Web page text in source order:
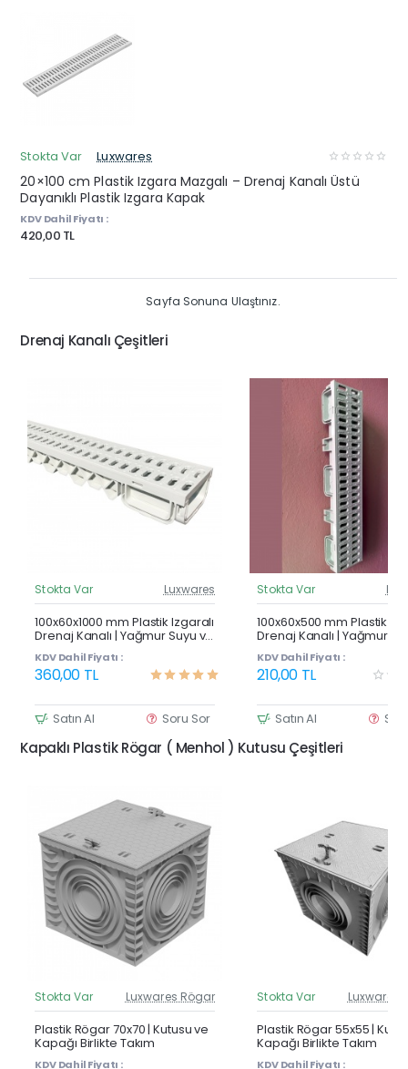
Stokta Var Luxwares
20×100 cm Plastik Izgara Mazgalı – Drenaj Kanalı Üstü
Dayanıklı Plastik Izgara Kapak
KDV Dahil Fiyatı :
420,00 TL
Sayfa Sonuna Ulaştınız.
Drenaj Kanalı Çeşitleri
Güncel Fiyat
Çok Satan
Stokta Var Luxwares
100x60x1000 mm Plastik Izgaralı
Drenaj Kanalı | Yağmur Suyu ve
Havuz Kenarı Oluğu
KDV Dahil Fiyatı :
360,00 TL
Satın Al Soru Sor
Stokta Var
100x60x500 mm Plastik
Drenaj Kanalı | Yağmur
Havuz Kenarı Oluğu
KDV Dahil Fiyatı :
210,00 TL
Satın Al
Kapaklı Plastik Rögar ( Menhol ) Kutusu Çeşitleri
Güncel Fiyat
Yeni Ürün
Stokta Var Luxwares Rögar
Plastik Rögar 70x70 | Kutusu ve
Kapağı Birlikte Takım
KDV Dahil Fiyatı :
Stokta Var Luxwares
Plastik Rögar 55x55 |
Kapağı Birlikte Takım
KDV Dahil Fiyatı :